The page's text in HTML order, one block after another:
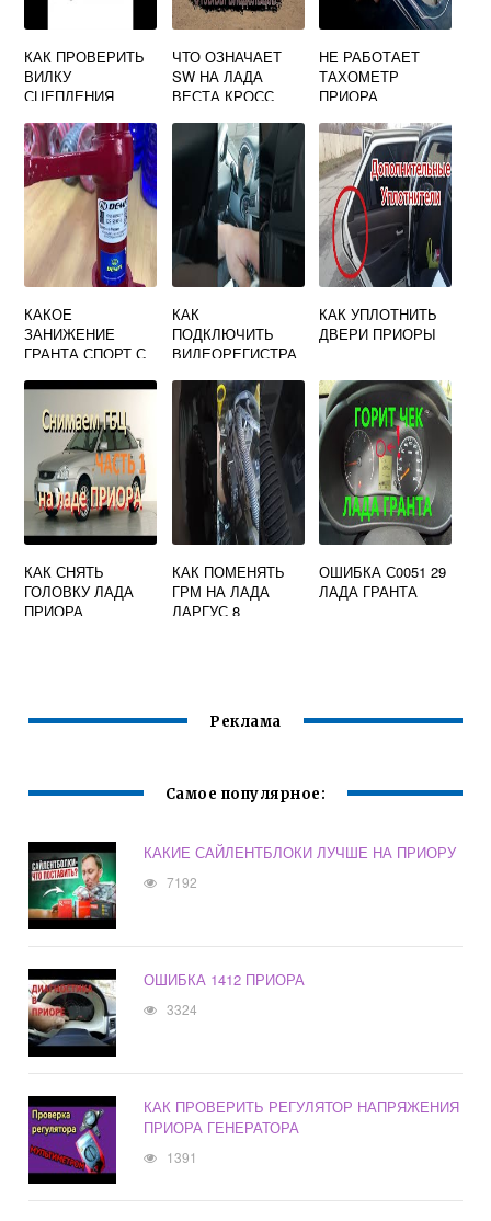
КАК ПРОВЕРИТЬ
ВИЛКУ
СЦЕПЛЕНИЯ
ЧТО ОЗНАЧАЕТ
SW НА ЛАДА
ВЕСТА КРОСС
НЕ РАБОТАЕТ
ТАХОМЕТР
ПРИОРА
КАКОЕ
ЗАНИЖЕНИЕ
ГРАНТА СПОРТ С
КАК
ПОДКЛЮЧИТЬ
ВИДЕОРЕГИСТРА
БЕЗ
ПРИКУРИВАТЕЛЯ
ЛАДА ПРИОРА
КАК УПЛОТНИТЬ
ДВЕРИ ПРИОРЫ
КАК СНЯТЬ
ГОЛОВКУ ЛАДА
ПРИОРА
КАК ПОМЕНЯТЬ
ГРМ НА ЛАДА
ЛАРГУС 8
ОШИБКА С0051 29
ЛАДА ГРАНТА
Реклама
Самое популярное:
КАКИЕ САЙЛЕНТБЛОКИ ЛУЧШЕ НА ПРИОРУ
7192
ОШИБКА 1412 ПРИОРА
3324
КАК ПРОВЕРИТЬ РЕГУЛЯТОР НАПРЯЖЕНИЯ
ПРИОРА ГЕНЕРАТОРА
1391